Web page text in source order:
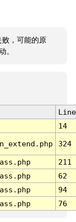
，可能的原
。
Line
14
324
211
62
94
76